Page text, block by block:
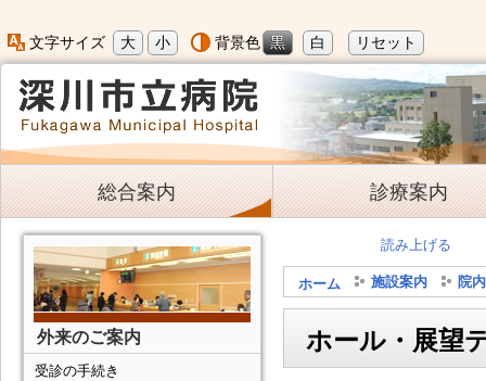
文字サイズ 大 小 背景色 黒 白 リセット
総合案内 診療案内
読み上げる
ホーム 施設案内 院
ホール・展望
外来のご案内
受診の手続き